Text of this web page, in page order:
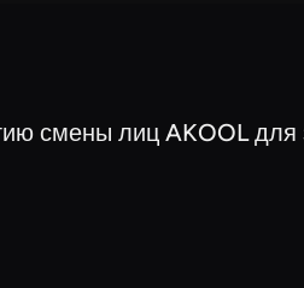
смены лиц AKOOL